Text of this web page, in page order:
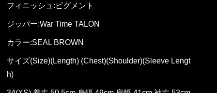
フィニッシュ:ピグメント
ジッパー:War Time TALON
カラー:SEAL BROWN
サイズ(Size)(Length) (Chest)(Shoulder)(Sleeve Lengt
h)